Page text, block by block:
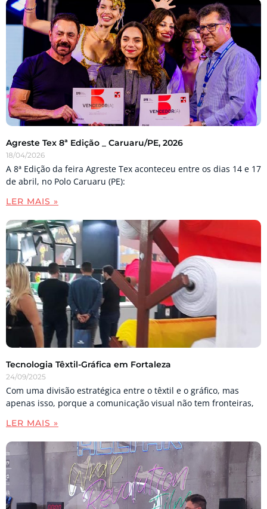
Agreste Tex 8ª Edição _ Caruaru/PE, 2026
18/04/2026
A 8ª Edição da feira Agreste Tex aconteceu entre os dias 14 e 17
de abril, no Polo Caruaru (PE):
LER MAIS »
Tecnologia Têxtil-Gráfica em Fortaleza
24/09/2025
Com uma divisão estratégica entre o têxtil e o gráfico, mas
apenas isso, porque a comunicação visual não tem fronteiras,
LER MAIS »